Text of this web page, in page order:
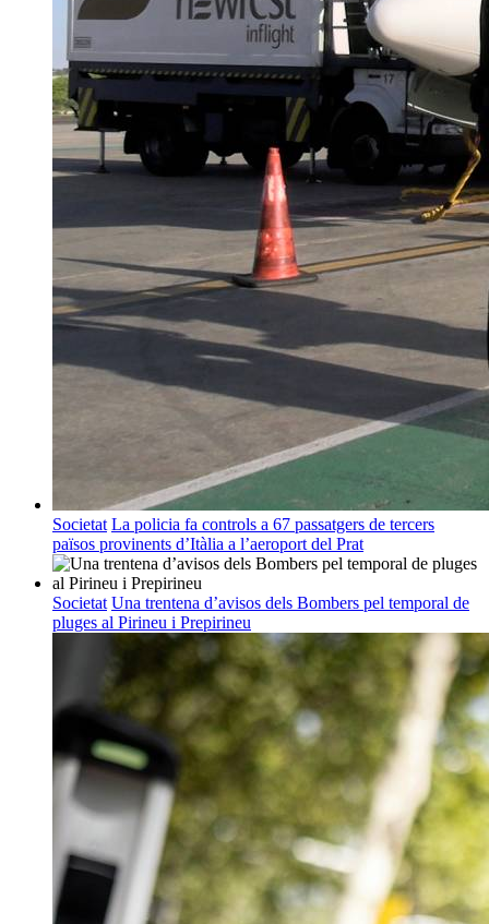
Societat La policia fa controls a 67 passatgers de tercers
països provinents d’Itàlia a l’aeroport del Prat
Societat Una trentena d’avisos dels Bombers pel temporal de
pluges al Pirineu i Prepirineu